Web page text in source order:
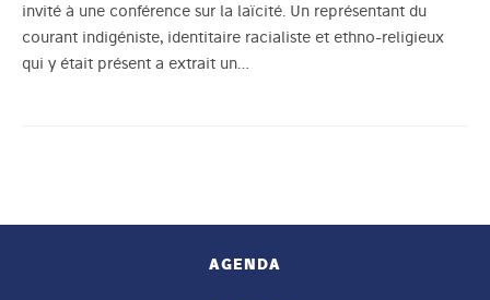
invité à une conférence sur la laïcité. Un représentant du
courant indigéniste, identitaire racialiste et ethno-religieux
qui y était présent a extrait un…
AGENDA